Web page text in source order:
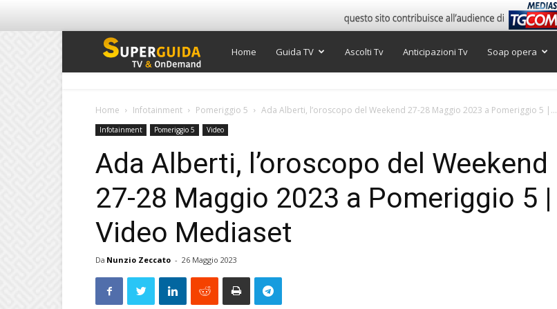
Super
TV
Home Guida TV Ascolti Tv Anticipazioni Tv Soap opera
Home Infotainment Pomeriggio 5 Ada Alberti, l’oroscopo del Weekend 27-28 Maggio 2023 a Pomeriggio 5 |...
Infotainment Pomeriggio 5 Video
Ada Alberti, l’oroscopo del Weekend
27-28 Maggio 2023 a Pomeriggio 5 |
Video Mediaset
Da Nunzio Zeccato - 26 Maggio 2023